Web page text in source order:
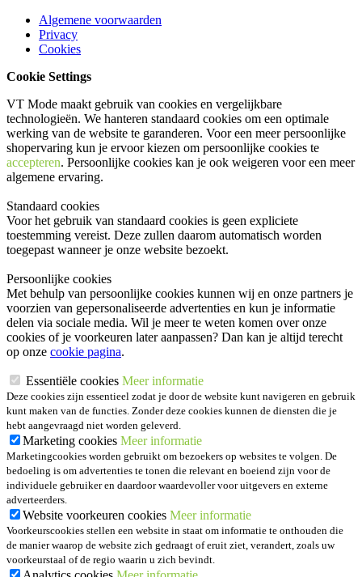
Algemene voorwaarden
Privacy
Cookies
Cookie Settings
VT Mode maakt gebruik van cookies en vergelijkbare
technologieën. We hanteren standaard cookies om een optimale
werking van de website te garanderen. Voor een meer persoonlijke
shopervaring kun je ervoor kiezen om persoonlijke cookies te
accepteren. Persoonlijke cookies kan je ook weigeren voor een meer
algemene ervaring.
Standaard cookies
Voor het gebruik van standaard cookies is geen expliciete
toestemming vereist. Deze zullen daarom automatisch worden
toegepast wanneer je onze website bezoekt.
Persoonlijke cookies
Met behulp van persoonlijke cookies kunnen wij en onze partners je
voorzien van gepersonaliseerde advertenties en kun je informatie
delen via sociale media. Wil je meer te weten komen over onze
cookies of je voorkeuren later aanpassen? Dan kan je altijd terecht
op onze cookie pagina.
Essentiële cookies Meer informatie
Deze cookies zijn essentieel zodat je door de website kunt navigeren en gebruik
kunt maken van de functies. Zonder deze cookies kunnen de diensten die je
hebt aangevraagd niet worden geleverd.
Marketing cookies Meer informatie
Marketingcookies worden gebruikt om bezoekers op websites te volgen. De
bedoeling is om advertenties te tonen die relevant en boeiend zijn voor de
individuele gebruiker en daardoor waardevoller voor uitgevers en externe
adverteerders.
Website voorkeuren cookies Meer informatie
Voorkeurscookies stellen een website in staat om informatie te onthouden die
de manier waarop de website zich gedraagt of eruit ziet, verandert, zoals uw
voorkeurstaal of de regio waarin u zich bevindt.